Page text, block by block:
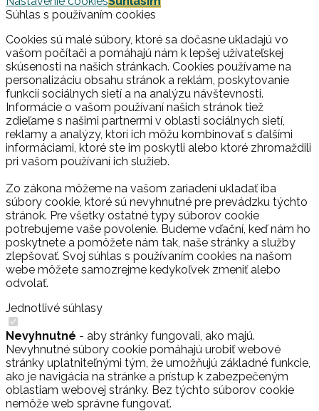
Súhlas s používaním cookies
Cookies sú malé súbory, ktoré sa dočasne ukladajú vo
vašom počítači a pomáhajú nám k lepšej užívateľskej
skúsenosti na našich stránkach. Cookies používame na
personalizáciu obsahu stránok a reklám, poskytovanie
funkcií sociálnych sietí a na analýzu návštevnosti.
Informácie o vašom používaní našich stránok tiež
zdieľame s našimi partnermi v oblasti sociálnych sietí,
reklamy a analýzy, ktorí ich môžu kombinovať s ďalšími
informáciami, ktoré ste im poskytli alebo ktoré zhromaždili
pri vašom používaní ich služieb.
Zo zákona môžeme na vašom zariadení ukladať iba
súbory cookie, ktoré sú nevyhnutné pre prevádzku týchto
stránok. Pre všetky ostatné typy súborov cookie
potrebujeme vaše povolenie. Budeme vďační, keď nám ho
poskytnete a pomôžete nám tak, naše stránky a služby
zlepšovať. Svoj súhlas s používaním cookies na našom
webe môžete samozrejme kedykoľvek zmeniť alebo
odvolať.
Jednotlivé súhlasy
Nevyhnutné - aby stránky fungovali, ako majú.
Nevyhnutné súbory cookie pomáhajú urobiť webové
stránky uplatniteľnými tým, že umožňujú základné funkcie,
ako je navigácia na stránke a prístup k zabezpečeným
oblastiam webovej stránky. Bez týchto súborov cookie
nemôže web správne fungovať.